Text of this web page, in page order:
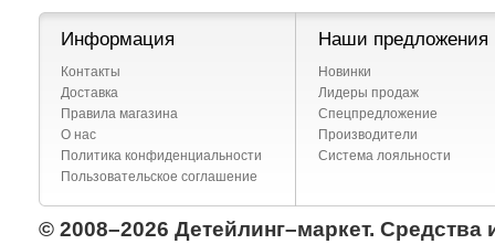
Информация
Контакты
Доставка
Правила магазина
О нас
Политика конфиденциальности
Пользовательское соглашение
Наши предложения
Новинки
Лидеры продаж
Спецпредложение
Производители
Система лояльности
© 2008–2026 Детейлинг–маркет. Средства